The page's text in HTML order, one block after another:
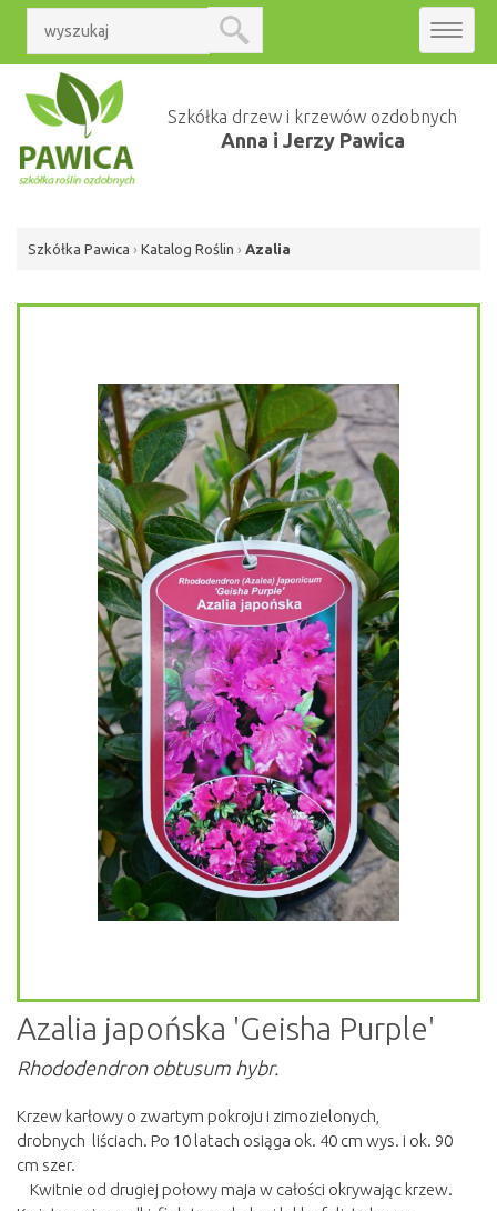
Szkółka drzew i krzewów ozdobnych
Anna i Jerzy Pawica
Toggle
Szkółka Pawica › Katalog Roślin › Azalia
Azalia japońska 'Geisha Purple'
Rhododendron obtusum hybr.
Krzew karłowy o zwartym pokroju i zimozielonych,
drobnych liściach. Po 10 latach osiąga ok. 40 cm wys. i ok. 90
cm szer.
Kwitnie od drugiej połowy maja w całości okrywając krzew.